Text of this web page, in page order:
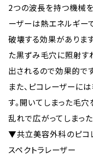
2つの波長を持つ機械
ーザーは熱エネルギー
破壊する効果がありま
た黒ずみ毛穴に照射す
出されるので効果的です
また、ピコレーザーに
す。開いてしまった毛
乱れで広がってしまった
▼共立美容外科のピコ
スペクトラレーザー